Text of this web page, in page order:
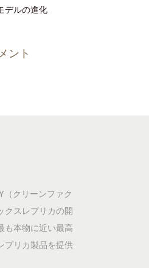
デルの進化
ント
（クリーンファク
クスレプリカの開
も本物に近い最高
プリカ製品を提供